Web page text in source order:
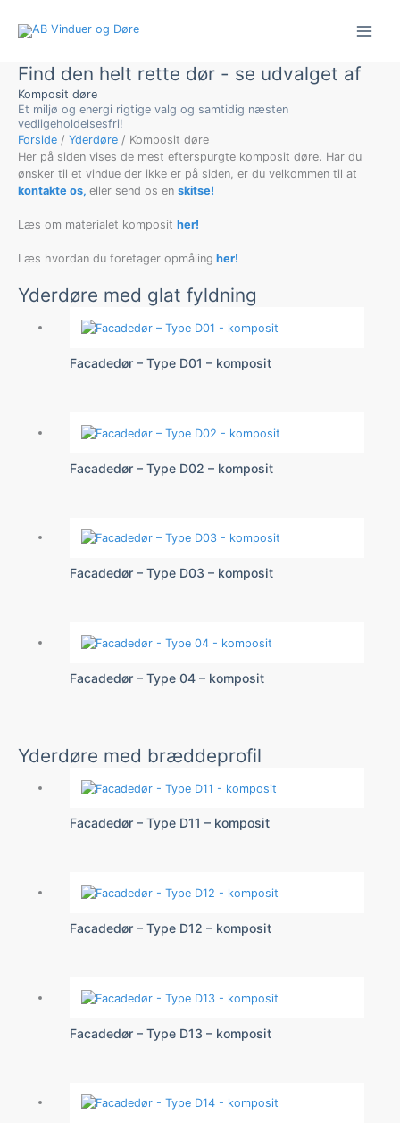
indholdet
Find den helt rette dør - se udvalget af
Komposit døre
Et miljø og energi rigtige valg og samtidig næsten
vedligeholdelsesfri!
Forside / Yderdøre / Komposit døre
Her på siden vises de mest efterspurgte komposit døre. Har du
ønsker til et vindue der ikke er på siden, er du velkommen til at
kontakte os, eller send os en skitse!
Læs om materialet komposit her!
Læs hvordan du foretager opmåling her!
Yderdøre med glat fyldning
Facadedør – Type D01 – komposit
Facadedør – Type D02 – komposit
Facadedør – Type D03 – komposit
Facadedør – Type 04 – komposit
Yderdøre med bræddeprofil
Facadedør – Type D11 – komposit
Facadedør – Type D12 – komposit
Facadedør – Type D13 – komposit